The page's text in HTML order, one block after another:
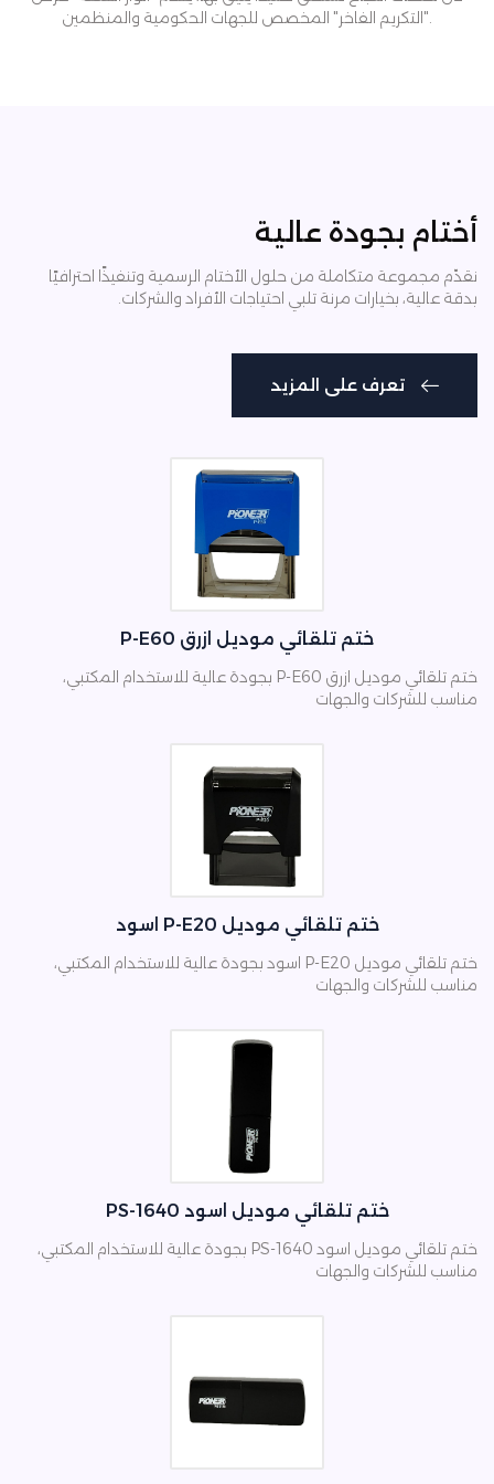
"التكريم الفاخر" المخصص للجهات الحكومية والمنظمين.
أختام بجودة عالية
نقدّم مجموعة متكاملة من حلول الأختام الرسمية وتنفيذًا احترافيًا
بدقة عالية، بخيارات مرنة تلبي احتياجات الأفراد والشركات.
تعرف على المزيد
ختم تلقائي موديل ازرق P-E60
ختم تلقائي موديل ازرق P-E60 بجودة عالية للاستخدام المكتبي،
مناسب للشركات والجهات
ختم تلقائي موديل P-E20 اسود
ختم تلقائي موديل P-E20 اسود بجودة عالية للاستخدام المكتبي،
مناسب للشركات والجهات
ختم تلقائي موديل اسود PS-1640
ختم تلقائي موديل اسود PS-1640 بجودة عالية للاستخدام المكتبي،
مناسب للشركات والجهات